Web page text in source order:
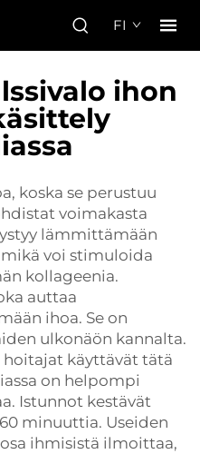
FI
ihon
koska se perustuu
voimakasta
lämmittämään
voi stimuloida
kollageenia.
auttaa
ihoa. Se on
ulkonäön kannalta.
käyttävät tätä
on helpompi
Istunnot kestävät
minuuttia. Useiden
ihmisistä ilmoittaa,